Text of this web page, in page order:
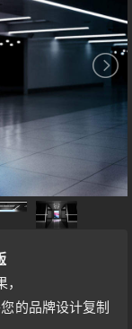
的品牌设计复制